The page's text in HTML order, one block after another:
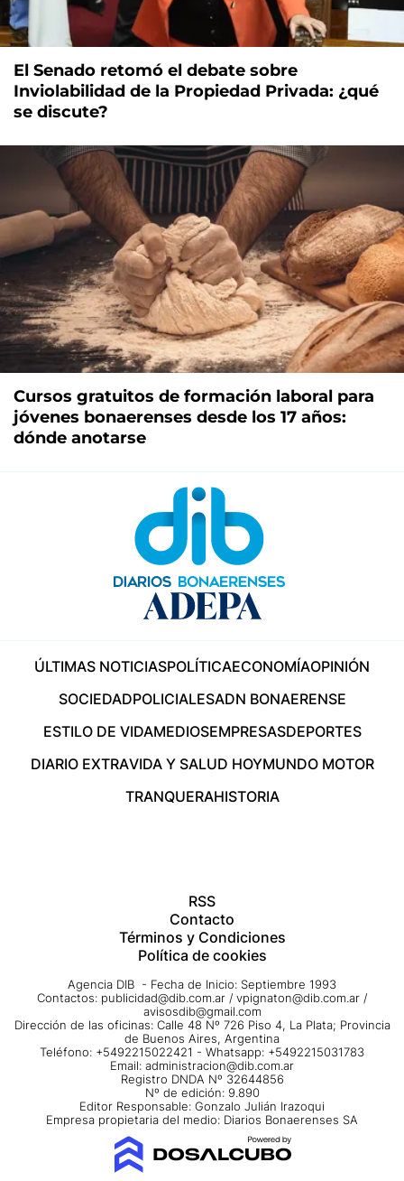
El Senado retomó el debate sobre
Inviolabilidad de la Propiedad Privada: ¿qué
se discute?
Cursos gratuitos de formación laboral para
jóvenes bonaerenses desde los 17 años:
dónde anotarse
ÚLTIMAS NOTICIASPOLÍTICAECONOMÍAOPINIÓN
SOCIEDADPOLICIALESADN BONAERENSE
ESTILO DE VIDAMEDIOSEMPRESASDEPORTES
DIARIO EXTRAVIDA Y SALUD HOYMUNDO MOTOR
TRANQUERAHISTORIA
RSS
Contacto
Términos y Condiciones
Política de cookies
Agencia DIB - Fecha de Inicio: Septiembre 1993
Contactos: publicidad@dib.com.ar / vpignaton@dib.com.ar /
avisosdib@gmail.com
Dirección de las oficinas: Calle 48 Nº 726 Piso 4, La Plata; Provincia
de Buenos Aires, Argentina
Teléfono: +5492215022421 - Whatsapp: +5492215031783
Email: administracion@dib.com.ar
Registro DNDA Nº 32644856
Nº de edición: 9.890
Editor Responsable: Gonzalo Julián Irazoqui
Empresa propietaria del medio: Diarios Bonaerenses SA